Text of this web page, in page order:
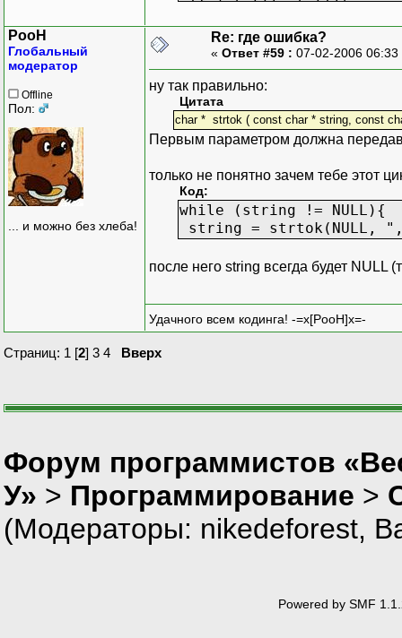
if (str[j]>str[i])
{
k=str[j];
str[j]=str[i];
}
printf ("\n");
j=0;
for (i=0;i<20;i=i+2){
str2[i]=str[j];
j++;}
puts(str2);
}
PooH
Глобальный
модератор
Offline
Пол:
... и можно без хлеба!
Re: где ошибка?
« Ответ #59 : 07-02-2006
ну так правильно:
Цитата
char * strtok ( const char * string, const
Первым параметром должна
только не понятно зачем тебе этот
Код:
while (string != NULL){
string = strtok(NULL,
после него string всегда будет NULL
Удачного всем кодинга! -=x[PooH]x=-
Страниц: 1 [2] 3 4 Вверх
Форум программистов
У» > Программирование >
(Модераторы: nikedeforest,
Powered by SMF